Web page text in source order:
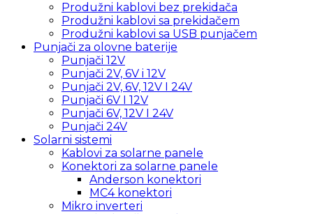
Produžni kablovi bez prekidača
Produžni kablovi sa prekidačem
Produžni kablovi sa USB punjačem
Punjači za olovne baterije
Punjači 12V
Punjači 2V, 6V i 12V
Punjači 2V, 6V, 12V I 24V
Punjači 6V I 12V
Punjači 6V, 12V I 24V
Punjači 24V
Solarni sistemi
Kablovi za solarne panele
Konektori za solarne panele
Anderson konektori
MC4 konektori
Mikro inverteri